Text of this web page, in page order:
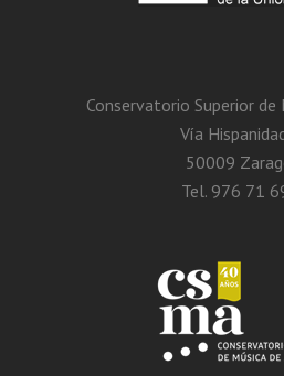
Conservatorio Superior de
Vía
50009
Tel. 976 71